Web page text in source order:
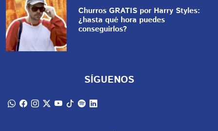
Churros GRATIS por Harry Styles:
¿hasta qué hora puedes
conseguirlos?
SÍGUENOS